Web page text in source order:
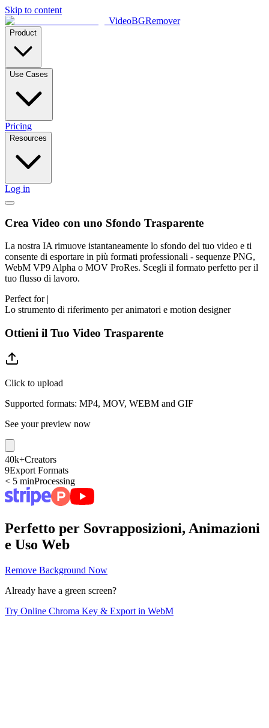
Skip to content
VideoBGRemover
Product
Use Cases
Pricing
Resources
Log in
Crea Video con uno Sfondo Trasparente
La nostra IA rimuove istantaneamente lo sfondo del tuo video e ti
consente di esportare in più formati professionali - sequenze PNG,
WebM VP9 Alpha o MOV ProRes. Scegli il formato perfetto per il
tuo flusso di lavoro.
Perfect for |
Lo strumento di riferimento per animatori e motion designer
Ottieni il Tuo Video Trasparente
Click to upload
Supported formats: MP4, MOV, WEBM and GIF
See your preview now
40k+Creators
9Export Formats
< 5 minProcessing
Perfetto per Sovrapposizioni, Animazioni
e Uso Web
Remove Background Now
Already have a green screen?
Try Online Chroma Key & Export in WebM